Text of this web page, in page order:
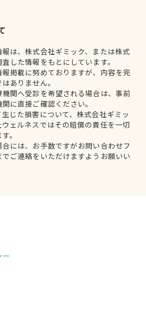
は、株式会社ギミック、または株式
した情報をもとにしています。
掲載に努めておりますが、内容を完
ありません。
関へ受診を希望される場合は、事前
に直接ご確認ください。
じた損害について、株式会社ギミッ
ェルネスではその賠償の責任を一切
。
には、お手数ですがお問い合わせフ
ご連絡をいただけますようお願いい